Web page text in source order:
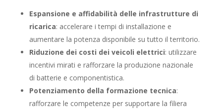
Espansione e affidabilità delle infrastrutture di
ricarica: accelerare i tempi di installazione e
aumentare la potenza disponibile su tutto il territorio.
Riduzione dei costi dei veicoli elettrici: utilizzare
incentivi mirati e rafforzare la produzione nazionale
di batterie e componentistica.
Potenziamento della formazione tecnica:
rafforzare le competenze per supportare la filiera